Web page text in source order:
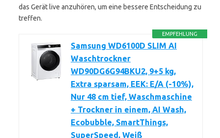
das Gerät live anzuhören, um eine bessere Entscheidung zu
treffen.
EMPFEHLUNG
Samsung WD6100D SLIM AI
Waschtrockner
WD90DG6G94BKU2, 9+5 kg,
Extra sparsam, EEK: E/A (-10%),
Nur 48 cm tief, Waschmaschine
+ Trockner in einem, AI Wash,
Ecobubble, SmartThings,
SuperSpeed, Weiß